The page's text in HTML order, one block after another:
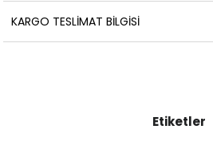
KARGO TESLIMAT BILGISI
Etiketler